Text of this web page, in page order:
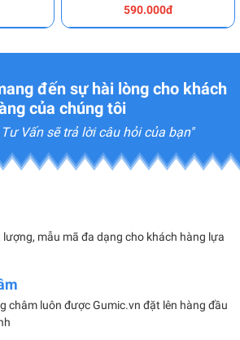
590.000đ
đến sự hài lòng cho khách
của chúng tôi
Tư Vấn sẽ trả lời câu hỏi của bạn"
mẫu mã đa dạng cho khách hàng lựa
châm luôn được Gumic.vn đặt lên hàng đầu